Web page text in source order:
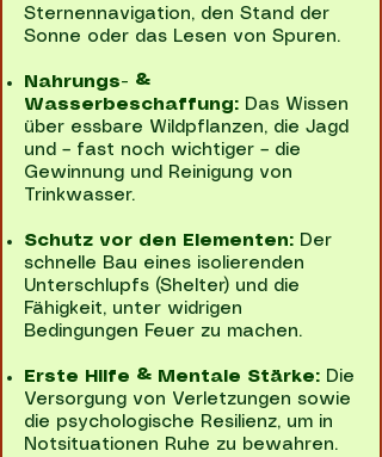
Sternennavigation, den Stand der
Sonne oder das Lesen von Spuren.
Nahrungs- &
Wasserbeschaffung: Das Wissen
über essbare Wildpflanzen, die Jagd
und – fast noch wichtiger – die
Gewinnung und Reinigung von
Trinkwasser.
Schutz vor den Elementen: Der
schnelle Bau eines isolierenden
Unterschlupfs (Shelter) und die
Fähigkeit, unter widrigen
Bedingungen Feuer zu machen.
Erste Hilfe & Mentale Stärke: Die
Versorgung von Verletzungen sowie
die psychologische Resilienz, um in
Notsituationen Ruhe zu bewahren.